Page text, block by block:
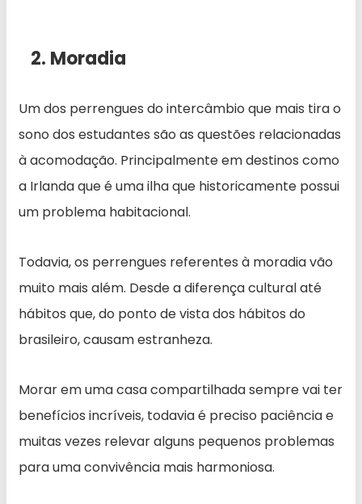
2. Moradia
Um dos perrengues do intercâmbio que mais tira o
sono dos estudantes são as questões relacionadas
à acomodação. Principalmente em destinos como
a Irlanda que é uma ilha que historicamente possui
um problema habitacional.
Todavia, os perrengues referentes à moradia vão
muito mais além. Desde a diferença cultural até
hábitos que, do ponto de vista dos hábitos do
brasileiro, causam estranheza.
Morar em uma casa compartilhada sempre vai ter
benefícios incríveis, todavia é preciso paciência e
muitas vezes relevar alguns pequenos problemas
para uma convivência mais harmoniosa.